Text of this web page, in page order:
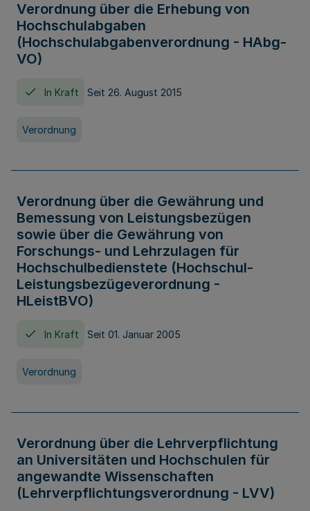
Verordnung über die Erhebung von
Hochschulabgaben
(Hochschulabgabenverordnung - HAbg-
VO)
In Kraft Seit 26. August 2015
Verordnung
Verordnung über die Gewährung und
Bemessung von Leistungsbezügen
sowie über die Gewährung von
Forschungs- und Lehrzulagen für
Hochschulbedienstete (Hochschul-
Leistungsbezügeverordnung -
HLeistBVO)
In Kraft Seit 01. Januar 2005
Verordnung
Verordnung über die Lehrverpflichtung
an Universitäten und Hochschulen für
angewandte Wissenschaften
(Lehrverpflichtungsverordnung - LVV)